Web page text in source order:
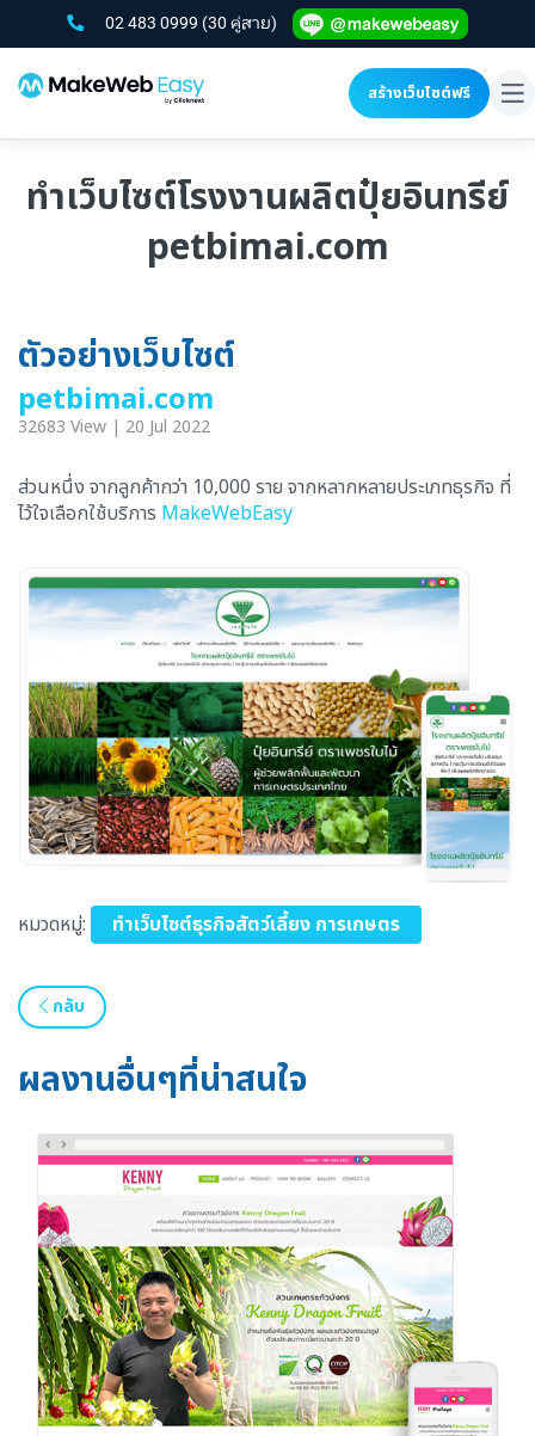
02 483 0999 (30 คู่สาย)
สร้างเว็บไซต์ฟรี
ทำเว็บไซต์โรงงานผลิตปุ๋ยอินทรีย์
petbimai.com
ตัวอย่างเว็บไซต์
petbimai.com
32683 View | 20 Jul 2022
ส่วนหนึ่ง จากลูกค้ากว่า 10,000 ราย จากหลากหลายประเภทธุรกิจ ที่
ไว้ใจเลือกใช้บริการ MakeWebEasy
หมวดหมู่: ทำเว็บไซต์ธุรกิจสัตว์เลี้ยง การเกษตร
กลับ
ผลงานอื่นๆที่น่าสนใจ